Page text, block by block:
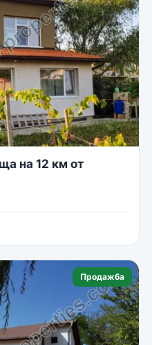
на 12 км от
Продажба